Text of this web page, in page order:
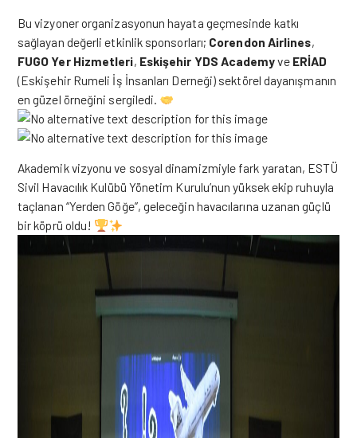
Bu vizyoner organizasyonun hayata geçmesinde katkı
sağlayan değerli etkinlik sponsorları; Corendon Airlines,
FUGO Yer Hizmetleri, Eskişehir YDS Academyve ERİAD
(Eskişehir Rumeli İş İnsanları Derneği) sektörel dayanışmanın
en güzel örneğini sergiledi.
Akademik vizyonu ve sosyal dinamizmiyle fark yaratan, ESTÜ
Sivil Havacılık Kulübü Yönetim Kurulu’nun yüksek ekip ruhuyla
taçlanan “Yerden Göğe”, geleceğin havacılarına uzanan güçlü
bir köprü oldu!